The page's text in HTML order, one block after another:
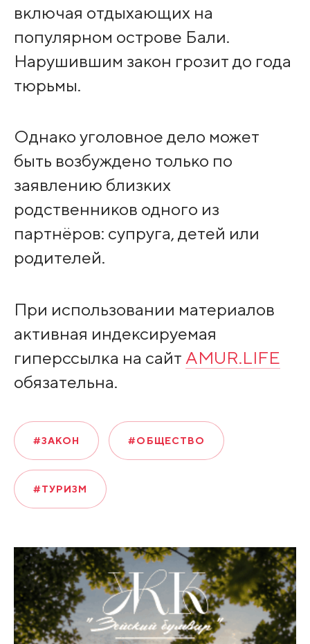
включая отдыхающих на
популярном острове Бали.
Нарушившим закон грозит до года
тюрьмы.
Однако уголовное дело может
быть возбуждено только по
заявлению близких
родственников одного из
партнёров: супруга, детей или
родителей.
При использовании материалов
активная индексируемая
гиперссылка на сайт AMUR.LIFE
обязательна.
#ЗАКОН #ОБЩЕСТВО
#ТУРИЗМ